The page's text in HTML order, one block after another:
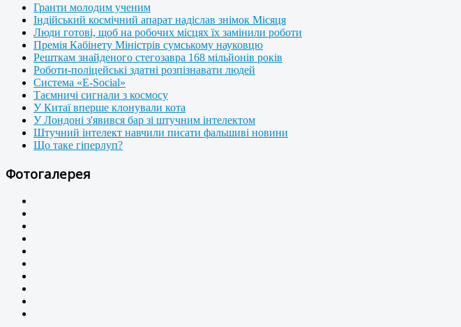
Гранти молодим ученим
Індійський космічний апарат надіслав знімок Місяця
Люди готові, щоб на робочих місцях їх замінили роботи
Премія Кабінету Міністрів сумському науковцю
Решткам знайденого стегозавра 168 мільйонів років
Роботи-поліцейські здатні розпізнавати людей
Система «E-Social»
Таємничі сигнали з космосу
У Китаї вперше клонували кота
У Лондоні з'явився бар зі штучним інтелектом
Штучний інтелект навчили писати фальшиві новини
Що таке гіперлуп?
Фотогалерея